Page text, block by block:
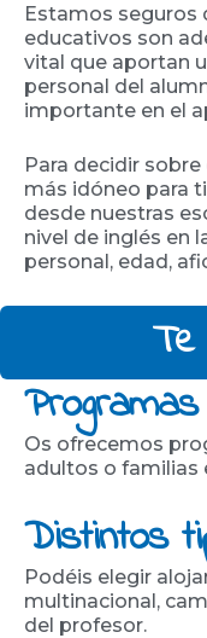
Estamos seguros
educativos son
vital que aportan
personal del
importante en el
Para decidir
más idóneo para
desde nuestras
nivel de inglés en
personal, edad,
Te
Os ofrecemos
adultos o familias
Distintos
Podéis elegir
multinacional,
del profesor.